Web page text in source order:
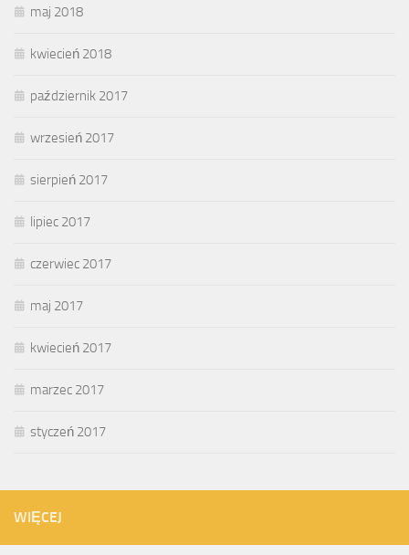
maj 2018
kwiecień 2018
październik 2017
wrzesień 2017
sierpień 2017
lipiec 2017
czerwiec 2017
maj 2017
kwiecień 2017
marzec 2017
styczeń 2017
WIĘCEJ